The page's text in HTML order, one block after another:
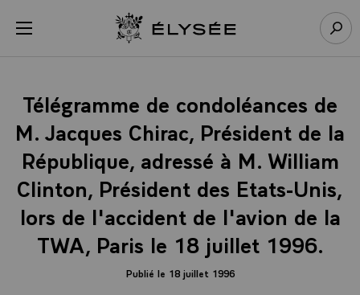
menu Retour à l’accueil Élysée
Télégramme de condoléances de
M. Jacques Chirac, Président de la
République, adressé à M. William
Clinton, Président des Etats-Unis,
lors de l'accident de l'avion de la
TWA, Paris le 18 juillet 1996.
Publié le 18 juillet 1996
Panneau de gestion des cookies